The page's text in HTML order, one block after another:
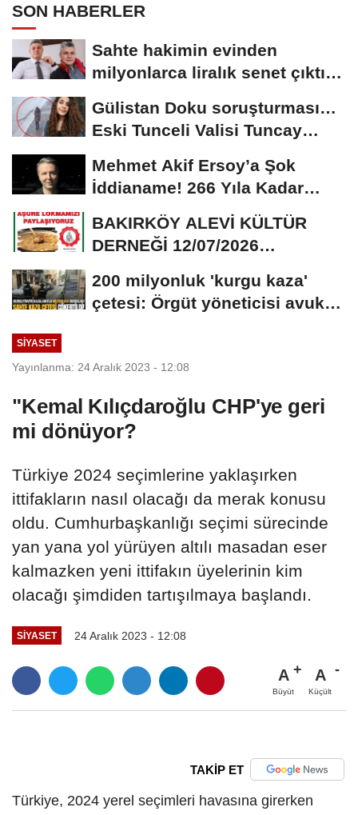
SON HABERLER
Sahte hakimin evinden
milyonlarca liralık senet çıktı:
Gülistan Doku soruşturması…
Eski Tunceli Valisi Tuncay
Mehmet Akif Ersoy’a Şok
İddianame! 266 Yıla Kadar
Hapis Talebi
BAKIRKÖY ALEVİ KÜLTÜR
DERNEĞİ 12/07/2026
DAVETİNE...
200 milyonluk 'kurgu kaza'
çetesi: Örgüt yöneticisi avukat
SIYASET
Yayınlanma: 24 Aralık 2023 - 12:08
"Kemal Kılıçdaroğlu CHP'ye geri
mi dönüyor?
Türkiye 2024 seçimlerine yaklaşırken
ittifakların nasıl olacağı da merak konusu
oldu. Cumhurbaşkanlığı seçimi sürecinde
yan yana yol yürüyen altılı masadan eser
kalmazken yeni ittifakın üyelerinin kim
olacağı şimdiden tartışılmaya başlandı.
SIYASET 24 Aralık 2023 - 12:08
A
Büyüt
A
Küçült
TAKİP ET
Türkiye, 2024 yerel seçimleri havasına girerken